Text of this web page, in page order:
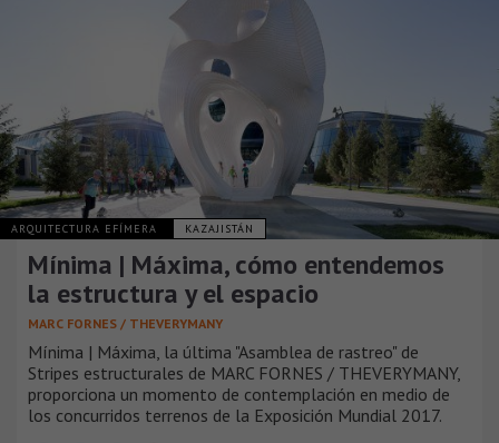
ARQUITECTURA EFÍMERA KAZAJISTÁN
Mínima | Máxima, cómo entendemos
la estructura y el espacio
MARC FORNES / THEVERYMANY
Mínima | Máxima, la última "Asamblea de rastreo" de
Stripes estructurales de MARC FORNES / THEVERYMANY,
proporciona un momento de contemplación en medio de
los concurridos terrenos de la Exposición Mundial 2017.